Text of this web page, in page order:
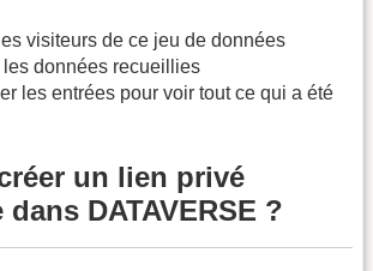
visiteurs de ce jeu de données
données recueillies
les entrées pour voir tout ce qui a été
un lien privé
DATAVERSE ?